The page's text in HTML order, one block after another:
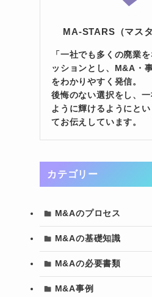
MA-STARS（マス
「一社でも多くの廃業
ッションとし、M&A・
をわかりやすく発信。
後悔のない選択をし、
ように輝けるようにと
てお伝えしています。
カテゴリー
M&Aのプロセス
M&Aの基礎知識
M&Aの必要書類
M&A事例